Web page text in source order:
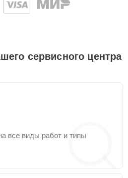
сервисного центра
все виды работ и типы